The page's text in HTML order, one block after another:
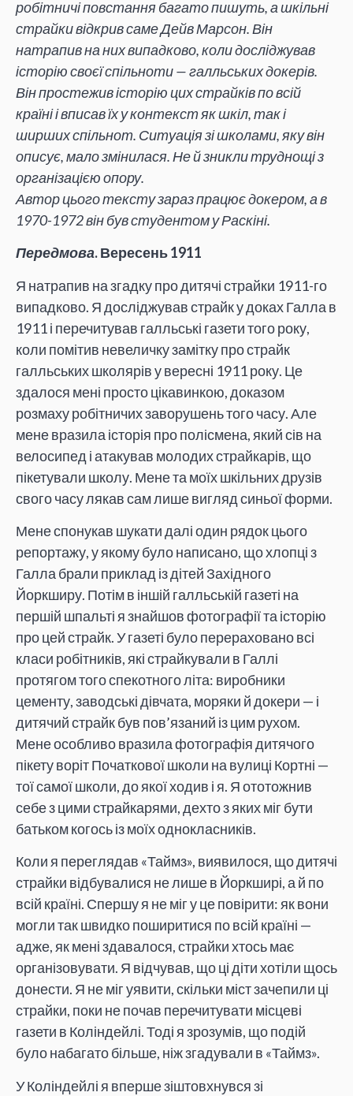
робітничі повстання багато пишуть, а шкільні
страйки відкрив саме Дейв Марсон. Він
натрапив на них випадково, коли досліджував
історію своєї спільноти — галльських докерів.
Він простежив історію цих страйків по всій
країні і вписав їх у контекст як шкіл, так і
ширших спільнот. Ситуація зі школами, яку він
описує, мало змінилася. Не й зникли труднощі з
організацією опору.
Автор цього тексту зараз працює докером, а в
1970-1972 він був студентом у Раскіні.
Передмова. Вересень 1911
Я натрапив на згадку про дитячі страйки 1911-го
випадково. Я досліджував страйк у доках Галла в
1911 і перечитував галльські газети того року,
коли помітив невеличку замітку про страйк
галльських школярів у вересні 1911 року. Це
здалося мені просто цікавинкою, доказом
розмаху робітничих заворушень того часу. Але
мене вразила історія про полісмена, який сів на
велосипед і атакував молодих страйкарів, що
пікетували школу. Мене та моїх шкільних друзів
свого часу лякав сам лише вигляд синьої форми.
Мене спонукав шукати далі один рядок цього
репортажу, у якому було написано, що хлопці з
Галла брали приклад із дітей Західного
Йоркширу. Потім в іншій галльській газеті на
першій шпальті я знайшов фотографії та історію
про цей страйк. У газеті було перераховано всі
класи робітників, які страйкували в Галлі
протягом того спекотного літа: виробники
цементу, заводські дівчата, моряки й докери — і
дитячий страйк був пов’язаний із цим рухом.
Мене особливо вразила фотографія дитячого
пікету воріт Початкової школи на вулиці Кортні —
тої самої школи, до якої ходив і я. Я ототожнив
себе з цими страйкарями, дехто з яких міг бути
батьком когось із моїх однокласників.
Коли я переглядав «Таймз», виявилося, що дитячі
страйки відбувалися не лише в Йоркширі, а й по
всій країні. Спершу я не міг у це повірити: як вони
могли так швидко поширитися по всій країні —
адже, як мені здавалося, страйки хтось має
організовувати. Я відчував, що ці діти хотіли щось
донести. Я не міг уявити, скільки міст зачепили ці
страйки, поки не почав перечитувати місцеві
газети в Коліндейлі. Тоді я зрозумів, що подій
було набагато більше, ніж згадували в «Таймз».
У Коліндейлі я вперше зіштовхнувся зі